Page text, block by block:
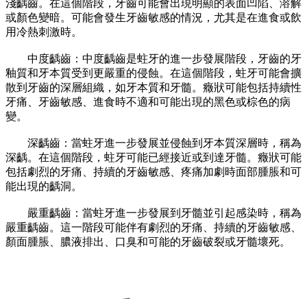
淺齲齒。在這個階段，牙齒可能會出現明顯的表面凹陷、溶解
或顏色變暗。可能會發生牙齒敏感的情況，尤其是在進食或飲
用冷熱刺激時。
中度齲齒：中度齲齒是蛀牙的進一步發展階段，牙齒的牙
釉質和牙本質受到更嚴重的侵蝕。在這個階段，蛀牙可能會擴
散到牙齒的深層組織，如牙本質和牙髓。癥狀可能包括持續性
牙痛、牙齒敏感、進食時不適和可能出現的黑色或棕色的病
變。
深齲齒：當蛀牙進一步發展並侵蝕到牙本質深層時，稱為
深齲。在這個階段，蛀牙可能已經接近或到達牙髓。癥狀可能
包括劇烈的牙痛、持續的牙齒敏感、疼痛加劇時面部腫脹和可
能出現的齲洞。
嚴重齲齒：當蛀牙進一步發展到牙髓並引起感染時，稱為
嚴重齲齒。這一階段可能伴有劇烈的牙痛、持續的牙齒敏感、
顏面腫脹、膿液排出、口臭和可能的牙齒破裂或牙髓壞死。